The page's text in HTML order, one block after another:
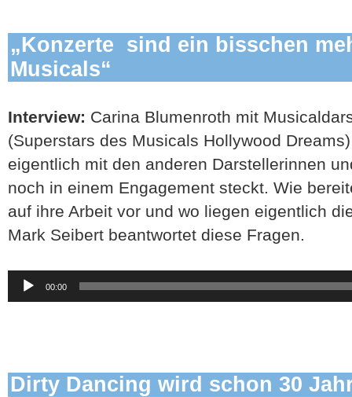
„Konzerte sind ein bisschen
Musicals“
Interview: Carina Blumenroth mit
(Superstars des Musicals Hollywood
eigentlich mit den anderen Darstellerinnen
noch in einem Engagement steckt. Wie
auf ihre Arbeit vor und wo liegen eigentlich
Mark Seibert beantwortet diese Fragen.
Audio-
Player
00:00
Dirty Dancing wird schon 30